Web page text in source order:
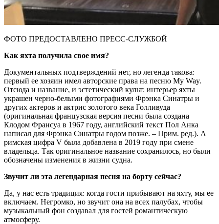
ФОТО ПРЕДОСТАВЛЕНО ПРЕСС-СЛУЖБОЙ
Как яхта получила свое имя?
Документальных подтверждений нет, но легенда такова:
первый ее хозяин имел авторские права на песню My Way.
Отсюда и название, и эстетический культ: интерьер яхты
украшен черно-белыми фотографиями Фрэнка Синатры и
других актеров и актрис золотого века Голливуда
(оригинальная французская версия песни была создана
Клодом Франсуа в 1967 году, английский текст Пол Анка
написал для Фрэнка Синатры годом позже. – Прим. ред.). А
римская цифра V была добавлена в 2019 году при смене
владельца. Так оригинальное название сохранилось, но были
обозначены изменения в жизни судна.
Звучит ли эта легендарная песня на борту сейчас?
Да, у нас есть традиция: когда гости прибывают на яхту, мы ее
включаем. Негромко, но звучит она на всех палубах, чтобы
музыкальный фон создавал для гостей романтическую
атмосферу.